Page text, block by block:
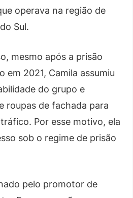
operava na região de
Sul.
mesmo após a prisão
em 2021, Camila assumiu
do grupo e
roupas de fachada para
Por esse motivo, ela
sob o regime de prisão
pelo promotor de